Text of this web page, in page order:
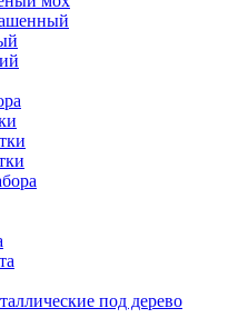
под дерево